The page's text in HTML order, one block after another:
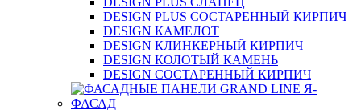
DESIGN PLUS СОСТАРЕННЫЙ КИРПИЧ
DESIGN КАМЕЛОТ
DESIGN КЛИНКЕРНЫЙ КИРПИЧ
DESIGN КОЛОТЫЙ КАМЕНЬ
DESIGN СОСТАРЕННЫЙ КИРПИЧ